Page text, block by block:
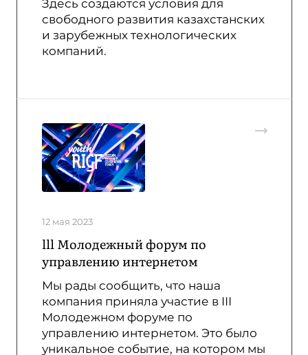
Здесь создаются условия для
свободного развития казахстанских
и зарубежных технологических
компаний.
12 мая 2023
lll Молодежный форум по
управлению интернетом
Мы рады сообщить, что наша
компания приняла участие в III
Молодежном форуме по
управлению интернетом. Это было
уникальное событие, на котором мы